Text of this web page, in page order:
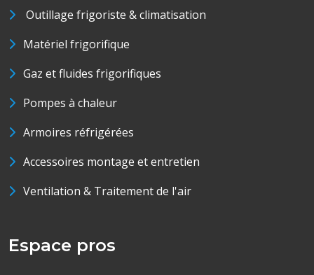
Outillage frigoriste & climatisation
Matériel frigorifique
Gaz et fluides frigorifiques
Pompes à chaleur
Armoires réfrigérées
Accessoires montage et entretien
Ventilation & Traitement de l'air
Espace pros